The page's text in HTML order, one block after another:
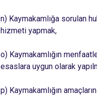
n) Kaymakamlığa sorulan
hizmeti yapmak,
o) Kaymakamlığın
esaslara uygun olarak
p) Kaymakamlığın